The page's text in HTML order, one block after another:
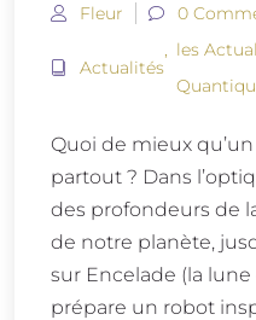
Fleur 0
Actualités
, les
Quoi de mieux
partout ? Dans
des profondeurs de
de notre planète,
sur Encelade (la lune
prépare un robot